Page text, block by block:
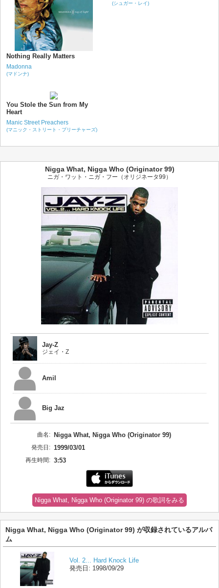
Nothing Really Matters
Madonna
(マドンナ)
(シュガー・レイ)
You Stole the Sun from My
Heart
Manic Street Preachers
(マニック・ストリート・プリーチャーズ)
Nigga What, Nigga Who (Originator 99)
ニガ・ワット・ニガ・フー（オリジネータ99）
Jay-Z
ジェイ・Z
Amil
Big Jaz
曲名: Nigga What, Nigga Who (Originator 99)
発売日: 1999/03/01
再生時間: 3:53
Nigga What, Nigga Who (Originator 99) の歌詞をみる
Nigga What, Nigga Who (Originator 99) が収録されているアルバ
ム
Vol. 2... Hard Knock Life
発売日: 1998/09/29